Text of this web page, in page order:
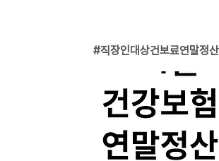
직장인대상건보료연말정산